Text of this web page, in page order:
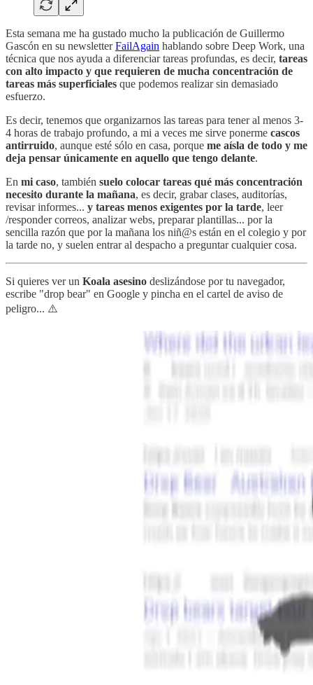
Esta semana me ha gustado mucho la publicación de Guillermo
Gascón en su newsletterFailAgain hablando sobre Deep Work, una
técnica que nos ayuda a diferenciar tareas profundas, es decir, tareas
con alto impacto y que requieren de mucha concentración de
tareas más superficiales que podemos realizar sin demasiado
esfuerzo.
Es decir, tenemos que organizarnos las tareas para tener al menos 3-
4 horas de trabajo profundo, a mi a veces me sirve ponerme cascos
antirruido, aunque esté sólo en casa, porque me aísla de todo y me
deja pensar únicamente en aquello que tengo delante.
En mi caso, también suelo colocar tareas qué más concentración
necesito durante la mañana, es decir, grabar clases, auditorías,
revisar informes... y tareas menos exigentes por la tarde, leer
/responder correos, analizar webs, preparar plantillas... por la
sencilla razón que por la mañana los niñ@s están en el colegio y por
la tarde no, y suelen entrar al despacho a preguntar cualquier cosa.
Si quieres ver un Koala asesino deslizándose por tu navegador,
escribe "drop bear" en Google y pincha en el cartel de aviso de
peligro... ⚠️